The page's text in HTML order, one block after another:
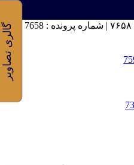
گالری تصاویر